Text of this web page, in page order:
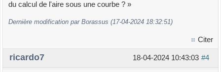
du calcul de l'aire sous une courbe ? »
Dernière modification par Borassus (17-04-2024 18:32:51)
Citer
#4
18-04-2024 10:43:03
ricardo7